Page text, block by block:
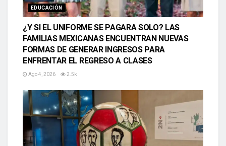
EDUCACIÓN
¿Y SI EL UNIFORME SE PAGARA SOLO? LAS
FAMILIAS MEXICANAS ENCUENTRAN NUEVAS
FORMAS DE GENERAR INGRESOS PARA
ENFRENTAR EL REGRESO A CLASES
Ago 4, 2026 2.5k